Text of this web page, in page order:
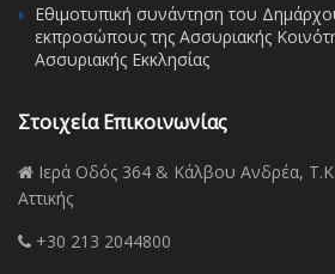
Εθιμοτυπική συνάντηση του
εκπροσώπους της Ασσυριακής
Ασσυριακής Εκκλησίας
Στοιχεία Επικοινωνίας
Ιερά Οδός 364 & Κάλβου Ανδρέα,
Αττικής
+30 213 2044800